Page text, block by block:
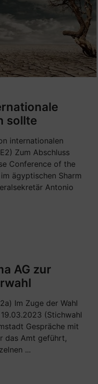
sollte
internationalen
Zum Abschluss
Conference of the
ägyptischen Sharm
Antonio
AG zur
Im Zuge der Wahl
(Stichwahl
Gespräche mit
das Amt geführt,
...